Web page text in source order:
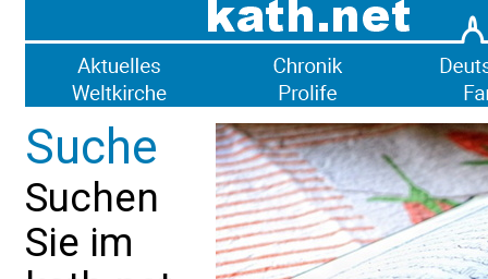
Suche
Suchen
Sie im